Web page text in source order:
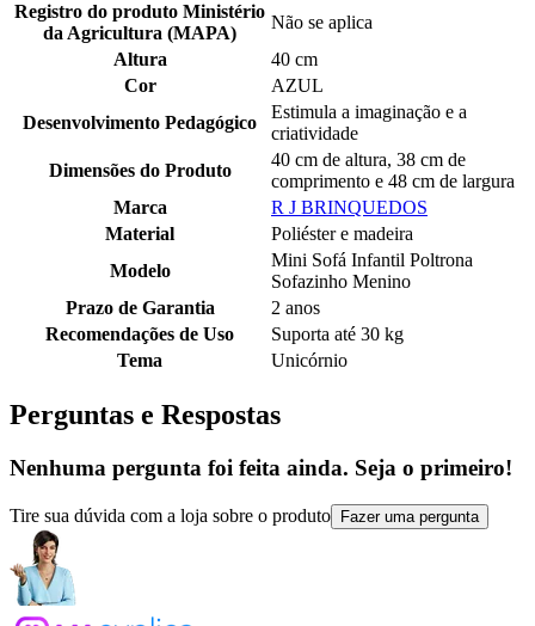
Registro do produto Ministério
da Agricultura (MAPA)
Não se aplica
Altura
40 cm
Cor
AZUL
Desenvolvimento Pedagógico
Estimula a imaginação e a
criatividade
Dimensões do Produto
40 cm de altura, 38 cm de
comprimento e 48 cm de largura
Marca
R J BRINQUEDOS
Material
Poliéster e madeira
Modelo
Mini Sofá Infantil Poltrona
Sofazinho Menino
Prazo de Garantia
2 anos
Recomendações de Uso
Suporta até 30 kg
Tema
Unicórnio
Perguntas e Respostas
Nenhuma pergunta foi feita ainda. Seja o primeiro!
Tire sua dúvida com a loja sobre o produto Fazer uma pergunta